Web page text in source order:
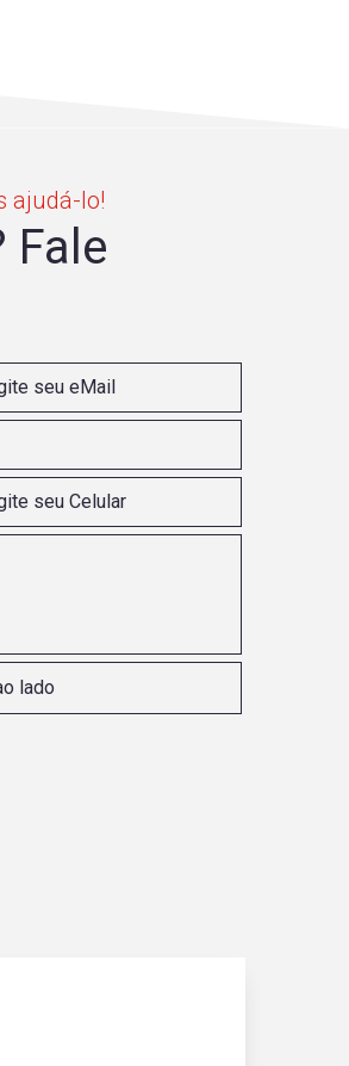
ajudá-lo!
Fale